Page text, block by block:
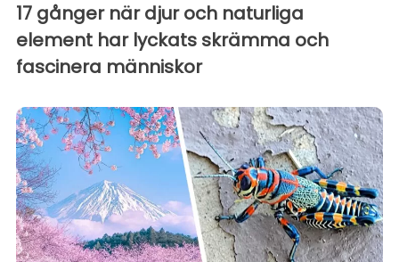
17 gånger när djur och naturliga
element har lyckats skrämma och
fascinera människor